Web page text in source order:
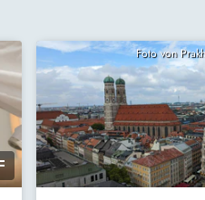
Foto von